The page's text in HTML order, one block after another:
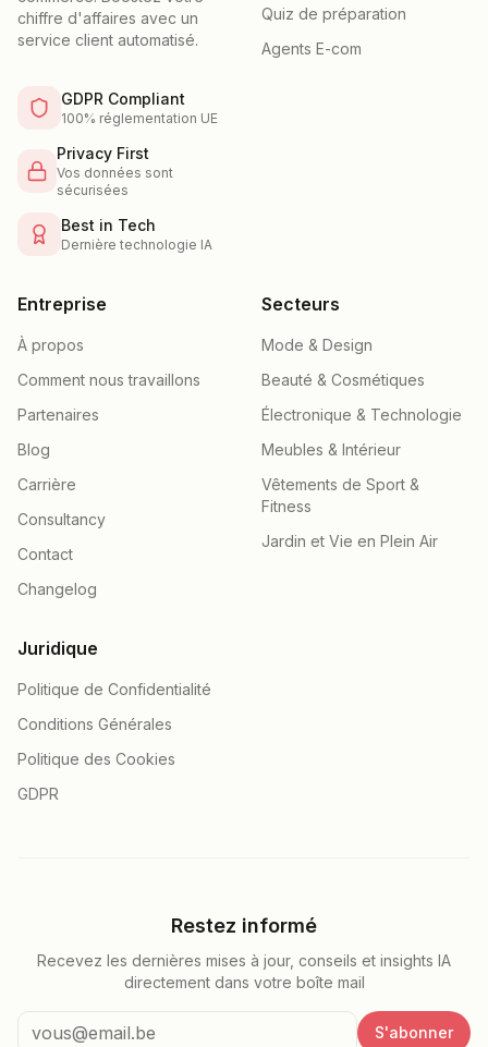
chiffre d'affaires avec un
service client automatisé.
GDPR Compliant
100% réglementation UE
Privacy First
Vos données sont
sécurisées
Best in Tech
Dernière technologie IA
Quiz de préparation
Agents E-com
Entreprise
À propos
Comment nous travaillons
Partenaires
Blog
Carrière
Consultancy
Contact
Changelog
Secteurs
Mode & Design
Beauté & Cosmétiques
Électronique & Technologie
Meubles & Intérieur
Vêtements de Sport &
Fitness
Jardin et Vie en Plein Air
Juridique
Politique de Confidentialité
Conditions Générales
Politique des Cookies
GDPR
Restez informé
Recevez les dernières mises à jour, conseils et insights IA
directement dans votre boîte mail
S'abonner